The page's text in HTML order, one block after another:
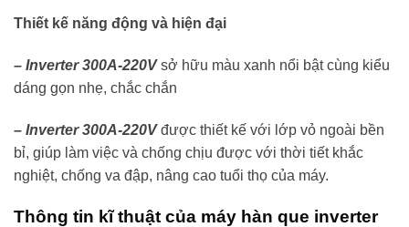
Thiết kế năng động và hiện đại
– Inverter 300A-220V sở hữu màu xanh nổi bật cùng kiểu
dáng gọn nhẹ, chắc chắn
– Inverter 300A-220V được thiết kế với lớp vỏ ngoài bền
bỉ, giúp làm việc và chống chịu được với thời tiết khắc
nghiệt, chống va đập, nâng cao tuổi thọ của máy.
Thông tin kĩ thuật của máy hàn que inverter